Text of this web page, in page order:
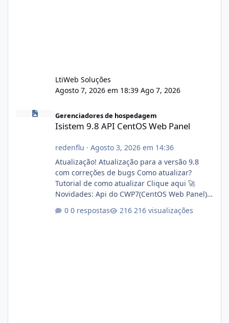
LtiWeb Soluções
Agosto 7, 2026 em 18:39 Ago 7, 2026
Isistem 9.8 API CentOS Web Panel
Gerenciadores de hospedagem
Isistem 9.8 API CentOS Web Panel
redenflu · Agosto 3, 2026 em 14:36
Atualização! Atualização para a versão 9.8
com correções de bugs Como atualizar?
Tutorial de como atualizar Clique aqui 🚀
Novidades: Api do CWP7(CentOS Web Panel)
autorizado a usasr o isistem:
0 respostas 216 visualizações